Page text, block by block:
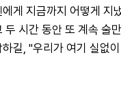
게 지금까지 어떻게 지
두 시간 동안 또 계속 술
길, "우리가 여기 실없